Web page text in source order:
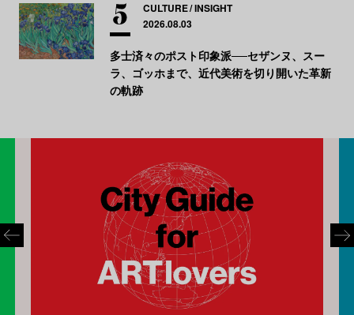
CULTURE INSIGHT
2026.08.03
多士済々のポスト印象派──セザンヌ、スー
ラ、ゴッホまで、近代美術を切り開いた革新
の軌跡